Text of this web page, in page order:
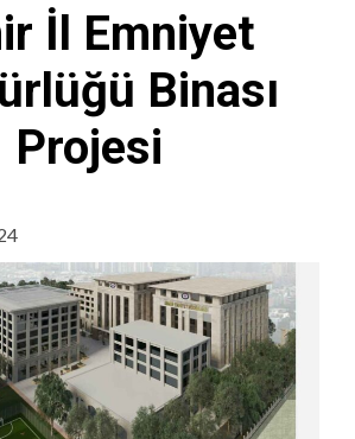
İl Emniyet
Binası
Projesi